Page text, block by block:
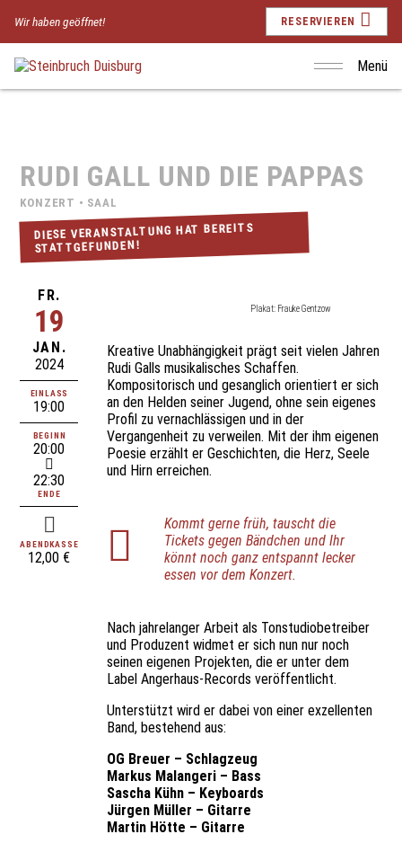
Menü
Wir haben geöffnet! RESERVIEREN
RUDI GALL UND DIE PAPPAS
KONZERT • SAAL
DIESE VERANSTALTUNG HAT BEREITS
STATTGEFUNDEN!
FR.
19
JAN.
2024
EINLASS
19:00
BEGINN
20:00
22:30
ENDE
ABENDKASSE
12,00 €
Kreative Unabhängigkeit prägt seit vielen Jahren
Rudi Galls musikalisches Schaffen.
Kompositorisch und gesanglich orientiert er sich
an den Helden seiner Jugend, ohne sein eigenes
Profil zu vernachlässigen und in der
Vergangenheit zu verweilen. Mit der ihm eigenen
Poesie erzählt er Geschichten, die Herz, Seele
und Hirn erreichen.
Kommt gerne früh, tauscht die
Tickets gegen Bändchen und Ihr
könnt noch ganz entspannt lecker
essen vor dem Konzert.
Nach jahrelanger Arbeit als Tonstudiobetreiber
und Produzent widmet er sich nun nur noch
seinen eigenen Projekten, die er unter dem
Label Angerhaus-Records veröffentlicht.
Unterstützt wird er dabei von einer exzellenten
Band, bestehend aus:
OG Breuer – Schlagzeug
Markus Malangeri – Bass
Sascha Kühn – Keyboards
Jürgen Müller – Gitarre
Martin Hötte – Gitarre
Plakat: Frauke Gentzow